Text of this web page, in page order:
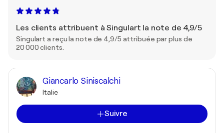
Les clients attribuent à Singulart la note de 4,9/5
Singulart a reçu la note de 4,9/5 attribuée par plus de
20 000 clients.
Giancarlo Siniscalchi
Italie
Suivre